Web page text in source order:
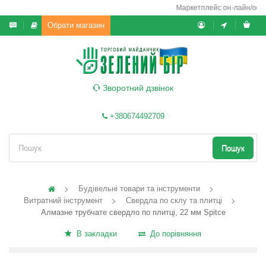
Маркетплейс он-лайн/офф-
Обрати магазин
Зворотний дзвінок
+380674492709
Пошук
Будівельні товари та інструменти
Витратний інструмент
Свердла по склу та плитці
Алмазне трубчате свердло по плитці, 22 мм Spitce
В закладки До порівняння